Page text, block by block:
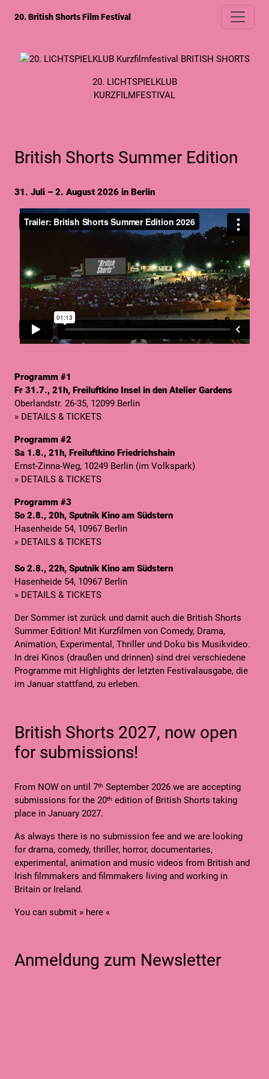
20. British Shorts Film Festival
20. LICHTSPIELKLUB
KURZFILMFESTIVAL
British Shorts Summer Edition
31. Juli – 2. August 2026 in Berlin
Programm #1
Fr 31.7., 21h, Freiluftkino Insel in den Atelier Gardens
Oberlandstr. 26-35, 12099 Berlin
» DETAILS & TICKETS
Programm #2
Sa 1.8., 21h, Freiluftkino Friedrichshain
Ernst-Zinna-Weg, 10249 Berlin (im Volkspark)
» DETAILS & TICKETS
Programm #3
So 2.8., 20h, Sputnik Kino am Südstern
Hasenheide 54, 10967 Berlin
» DETAILS & TICKETS
So 2.8., 22h, Sputnik Kino am Südstern
Hasenheide 54, 10967 Berlin
» DETAILS & TICKETS
Der Sommer ist zurück und damit auch die British Shorts
Summer Edition! Mit Kurzfilmen von Comedy, Drama,
Animation, Experimental, Thriller und Doku bis Musikvideo.
In drei Kinos (draußen und drinnen) sind drei verschiedene
Programme mit Highlights der letzten Festivalausgabe, die
im Januar stattfand, zu erleben.
British Shorts 2027, now open
for submissions!
From NOW on until 7th September 2026 we are accepting
submissions for the 20th edition of British Shorts taking
place in January 2027.
As always there is no submission fee and we are looking
for drama, comedy, thriller, horror, documentaries,
experimental, animation and music videos from British and
Irish filmmakers and filmmakers living and working in
Britain or Ireland.
You can submit » here «
Anmeldung zum Newsletter